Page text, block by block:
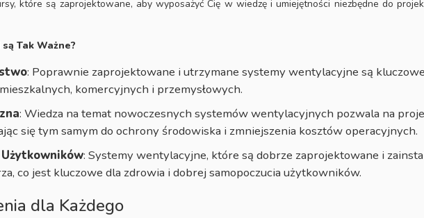
które są zaprojektowane, aby wyposażyć Cię w wiedzę i umiejętności niezbędne do
Tak Ważne?
: Poprawnie zaprojektowane i utrzymane systemy wentylacyjne są
komercyjnych i przemysłowych.
: Wiedza na temat nowoczesnych systemów wentylacyjnych pozwala na
się tym samym do ochrony środowiska i zmniejszenia kosztów operacyjnych.
: Systemy wentylacyjne, które są dobrze zaprojektowane i
co jest kluczowe dla zdrowia i dobrej samopoczucia użytkowników.
dla Każdego